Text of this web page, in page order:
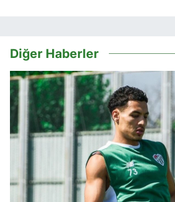
Diğer Haberler